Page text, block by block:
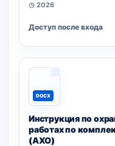
◷ 2026
Доступ после входа
DOCX
Инструкция по
работах по
(АХО)